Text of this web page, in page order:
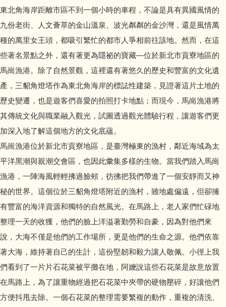
東北角海岸距離市區不到一個小時的車程，不論是具有異國風情的
九份老街、人文薈萃的金山溫泉、波光粼粼的金沙灣，還是風情萬
種的萬里女王頭，都吸引繁忙的都市人爭相前往該地。然而，在這
些著名景點之外，還有著更為隱祕的寶藏—位於新北市貢寮地區的
馬崗漁港。除了自然景觀，這裡還有著悠久的歷史和豐富的文化遺
產，三貂角燈塔作為東北角海岸的標誌性建築，見證著這片土地的
歷史變遷，也是遊客們喜愛的拍照打卡地點；而現今，馬崗漁港將
其傳統文化與職業融入觀光，試圖透過觀光體驗行程，讓遊客們更
加深入地了解這個地方的文化底蘊。
馬崗漁港位於新北市貢寮地區，是臺灣極東的漁村，鄰近海域為太
平洋黑潮與親潮交會區，也因此彙集多樣的生物。當我們踏入馬崗
漁港，一陣海風輕輕拂過臉頰，彷彿把我們帶進了一個安靜而又神
秘的世界。這個位於三貂角燈塔附近的漁村，雖地處偏遠，但卻擁
有豐富的海洋資源和獨特的自然風光。在馬路上，老人家們忙碌地
整理一天的收獲，他們的臉上洋溢著勤勞和自豪，因為對他們來
說，大海不僅是他們的工作場所，更是他們的生命之源。他們依靠
著大海，維持著自己的生計，這份堅韌和毅力讓人敬佩。小徑上我
們看到了一片片石花菜被平攤在地，阿嬤說這些石花菜是故意放置
在馬路上，為了讓重物經過把石花菜中夾帶的硬物壓碎，好讓他們
方便抖甩去除。一個石花菜的整理需要繁複的動作，重複的清洗、